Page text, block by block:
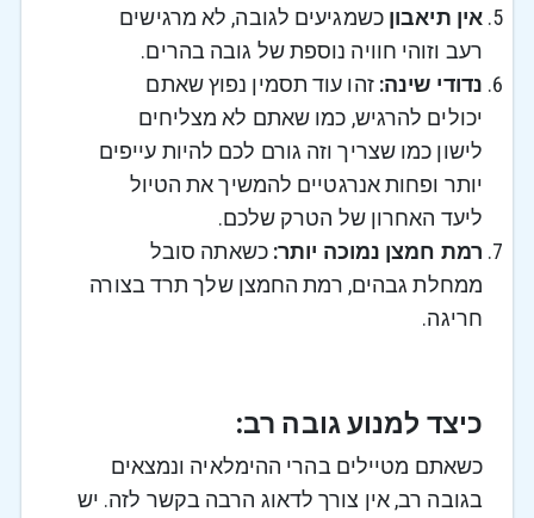
אין תיאבון כשמגיעים לגובה, לא מרגישים
רעב וזוהי חוויה נוספת של גובה בהרים.
נדודי שינה: זהו עוד תסמין נפוץ שאתם
יכולים להרגיש, כמו שאתם לא מצליחים
לישון כמו שצריך וזה גורם לכם להיות עייפים
יותר ופחות אנרגטיים להמשיך את הטיול
ליעד האחרון של הטרק שלכם.
רמת חמצן נמוכה יותר: כשאתה סובל
ממחלת גבהים, רמת החמצן שלך תרד בצורה
חריגה.
כיצד למנוע גובה רב:
כשאתם מטיילים בהרי ההימלאיה ונמצאים
בגובה רב, אין צורך לדאוג הרבה בקשר לזה. יש